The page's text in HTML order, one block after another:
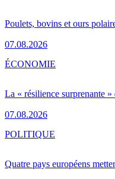
Poulets, bovins et ours
07.08.2026
La « résilience surprenante
07.08.2026
ÉCONOMIE
Quatre pays européens
POLITIQUE